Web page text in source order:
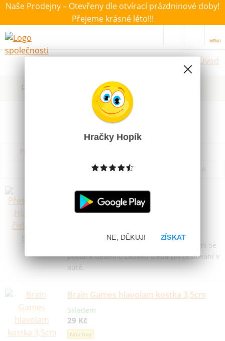
Naše Prodejny – Otevřeny dle otvírací prázdninové doby!
Přejeme krásné léto!!!
MENU
Úvod
Filtrovat dle dostupnosti, ceny, výrobce
Podle názvu od A do Z
Podle názvu od Z do A
Přesouvačka Hlavolam čísla různé
barvy
Klasická oblíbená přesouvačka s číslicemi se
postará dětem o zábavu třeba při cestování v
autě.
Brain Games hlavolam kostka 3,5cm
Skladem
29 Kč
Novinka
Hračky Hopík
ZÍSKAT
NE, DĚKUJI